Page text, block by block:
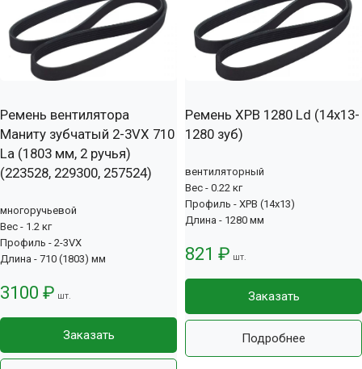
Ремень вентилятора
Маниту зубчатый 2-3VX 710
La (1803 мм, 2 ручья)
(223528, 229300, 257524)
многоручьевой
Вес - 1.2 кг
Профиль - 2-3VX
Длина - 710 (1803) мм
3100 ₽ шт.
Заказать
Ремень XPB 1280 Ld (14х13-
1280 зуб)
вентиляторный
Вес - 0.22 кг
Профиль - XPB (14x13)
Длина - 1280 мм
821 ₽ шт.
Заказать
Подробнее